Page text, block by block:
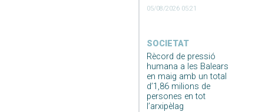
05/08/2026 05:21
SOCIETAT
Rècord de pressió
humana a les Balears
en maig amb un total
d’1,86 milions de
persones en tot
l’arxipèlag